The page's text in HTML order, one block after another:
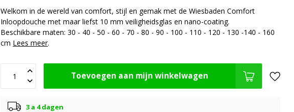
Welkom in de wereld van comfort, stijl en gemak met de Wiesbaden Comfort
Inloopdouche met maar liefst 10 mm veiligheidsglas en nano-coating.
Beschikbare maten: 30 - 40 - 50 - 60 - 70 - 80 - 90 - 100 - 110 - 120 - 130 -140 - 160
cm Lees meer.
Toevoegen aan mijn winkelwagen
3 a 4 dagen